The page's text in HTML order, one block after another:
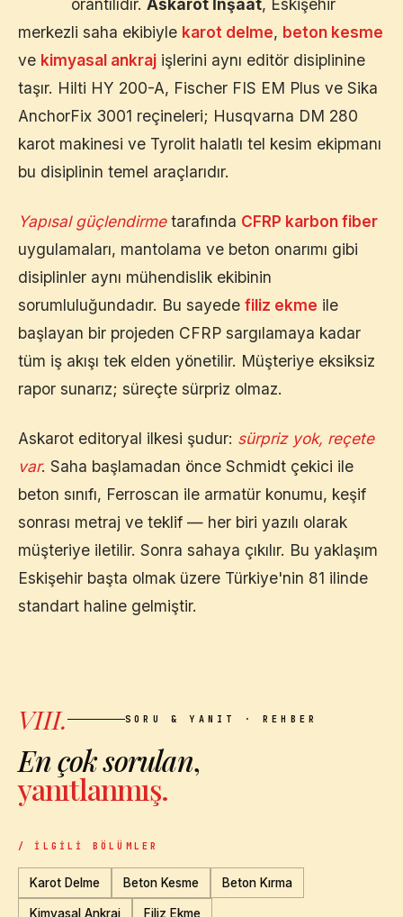
orantılıdır. Askarot İnşaat, Eskişehir
merkezli saha ekibiyle karot delme, beton kesme
ve kimyasal ankraj işlerini aynı editör disiplinine
taşır. Hilti HY 200-A, Fischer FIS EM Plus ve Sika
AnchorFix 3001 reçineleri; Husqvarna DM 280
karot makinesi ve Tyrolit halatlı tel kesim ekipmanı
bu disiplinin temel araçlarıdır.
Yapısal güçlendirmetarafında CFRP karbon fiber
uygulamaları, mantolama ve beton onarımı gibi
disiplinler aynı mühendislik ekibinin
sorumluluğundadır. Bu sayede filiz ekme ile
başlayan bir projeden CFRP sargılamaya kadar
tüm iş akışı tek elden yönetilir. Müşteriye eksiksiz
rapor sunarız; süreçte sürpriz olmaz.
Askarot editoryal ilkesi şudur: sürpriz yok, reçete
var. Saha başlamadan önce Schmidt çekici ile
beton sınıfı, Ferroscan ile armatür konumu, keşif
sonrası metraj ve teklif — her biri yazılı olarak
müşteriye iletilir. Sonra sahaya çıkılır. Bu yaklaşım
Eskişehir başta olmak üzere Türkiye'nin 81 ilinde
standart haline gelmiştir.
VIII. SORU & YANIT · REHBER
En çok sorulan,
yanıtlanmış.
/ İLGILI BÖLÜMLER
Karot Delme Beton Kesme Beton Kırma
Kimyasal Ankraj Filiz Ekme